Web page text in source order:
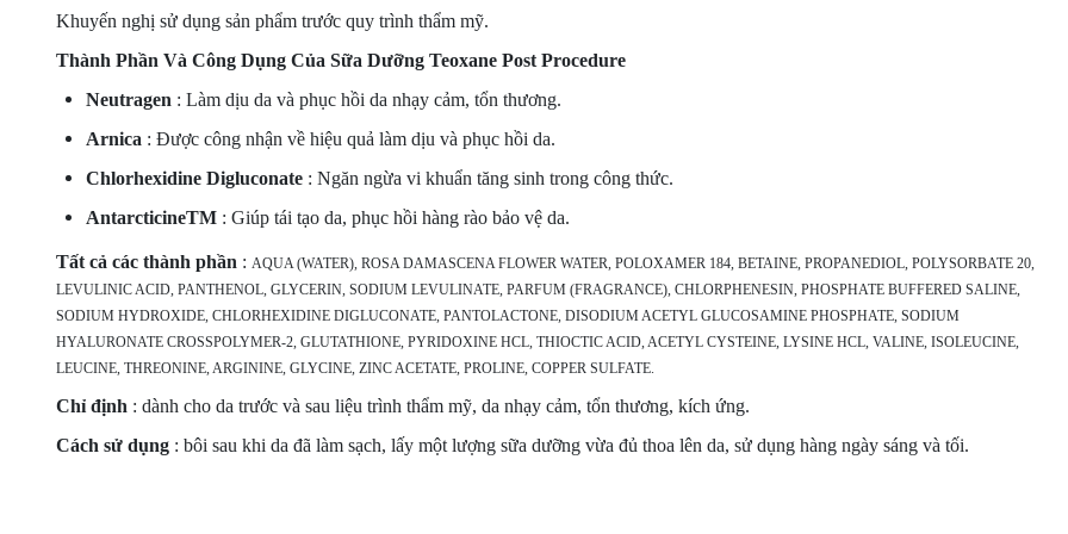
Khuyến nghị sử dụng sản phẩm trước quy trình thẩm mỹ.
Thành Phần Và Công Dụng Của Sữa Dưỡng Teoxane Post Procedure
Neutragen : Làm dịu da và phục hồi da nhạy cảm, tổn thương.
Arnica : Được công nhận về hiệu quả làm dịu và phục hồi da.
Chlorhexidine Digluconate : Ngăn ngừa vi khuẩn tăng sinh trong công thức.
AntarcticineTM : Giúp tái tạo da, phục hồi hàng rào bảo vệ da.
Tất cả các thành phần : AQUA (WATER), ROSA DAMASCENA FLOWER WATER, POLOXAMER 184, BETAINE, PROPANEDIOL, POLYSORBATE 20,
LEVULINIC ACID, PANTHENOL, GLYCERIN, SODIUM LEVULINATE, PARFUM (FRAGRANCE), CHLORPHENESIN, PHOSPHATE BUFFERED SALINE,
SODIUM HYDROXIDE, CHLORHEXIDINE DIGLUCONATE, PANTOLACTONE, DISODIUM ACETYL GLUCOSAMINE PHOSPHATE, SODIUM
HYALURONATE CROSSPOLYMER-2, GLUTATHIONE, PYRIDOXINE HCL, THIOCTIC ACID, ACETYL CYSTEINE, LYSINE HCL, VALINE, ISOLEUCINE,
LEUCINE, THREONINE, ARGININE, GLYCINE, ZINC ACETATE, PROLINE, COPPER SULFATE.
Chỉ định : dành cho da trước và sau liệu trình thẩm mỹ, da nhạy cảm, tổn thương, kích ứng.
Cách sử dụng : bôi sau khi da đã làm sạch, lấy một lượng sữa dưỡng vừa đủ thoa lên da, sử dụng hàng ngày sáng và tối.